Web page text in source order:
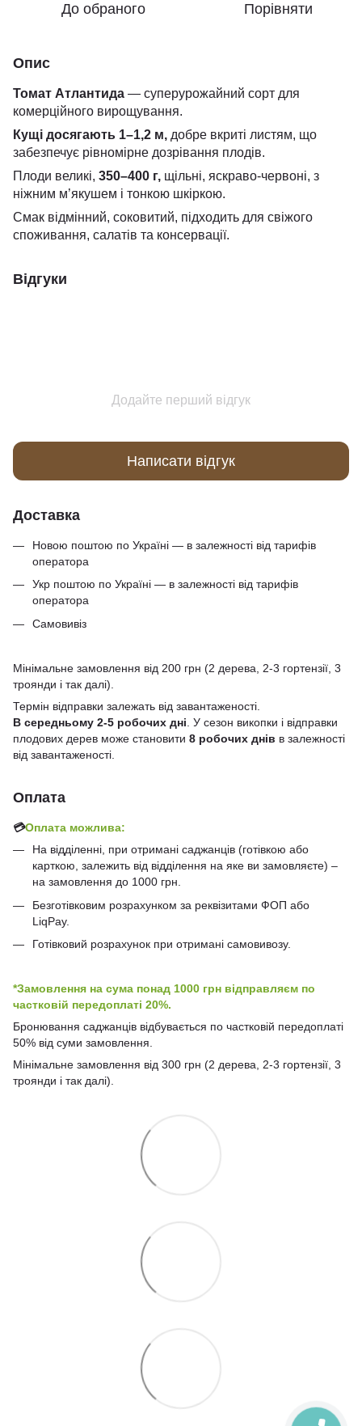
До обраного Порівняти
Опис
Томат Атлантида — суперурожайний сорт для
комерційного вирощування.
Кущі досягають 1–1,2 м, добре вкриті листям, що
забезпечує рівномірне дозрівання плодів.
Плоди великі, 350–400 г, щільні, яскраво-червоні, з
ніжним м’якушем і тонкою шкіркою.
Смак відмінний, соковитий, підходить для свіжого
споживання, салатів та консервації.
Відгуки
Додайте перший відгук
Написати відгук
Доставка
Новою поштою по Україні — в залежності від тарифів
оператора
Укр поштою по Україні — в залежності від тарифів
оператора
Самовивіз
Мінімальне замовлення від 200 грн (2 дерева, 2-3 гортензії, 3
троянди і так далі).
Термін відправки залежать від завантаженості.
В середньому 2-5 робочих дні . У сезон викопки і відправки
плодових дерев може становити 8 робочих днів в залежності
від завантаженості.
Оплата
💳Оплата можлива:
На відділенні, при отримані саджанців (готівкою або
карткою, залежить від відділення на яке ви замовляєте) –
на замовлення до 1000 грн.
Безготівковим розрахунком за реквізитами ФОП або
LiqPay.
Готівковий розрахунок при отримані самовивозу.
*Замовлення на сума понад 1000 грн відправляєм по
частковій передоплаті 20%.
Бронювання саджанців відбувається по частковій передоплаті
50% від суми замовлення.
Мінімальне замовлення від 300 грн (2 дерева, 2-3 гортензії, 3
троянди і так далі).